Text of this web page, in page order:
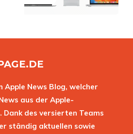
Apple News Blog, welcher
aus der Apple-
des versierten Teams
ständig aktuellen sowie